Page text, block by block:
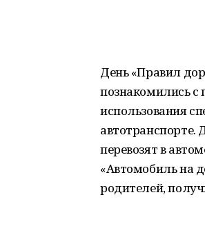
День «Правил
познакомились с
использования
автотранспорте.
перевозят в
«Автомобиль на
родителей,